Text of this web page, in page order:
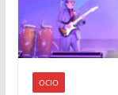
OCIO